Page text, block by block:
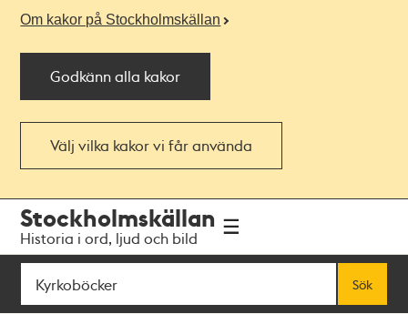
Om kakor på Stockholmskällan
Godkänn alla kakor
Välj vilka kakor vi får använda
navigationen
huvudinnehållet
Stockholmskällan
Historia i ord, ljud och bild
Sök
Sök